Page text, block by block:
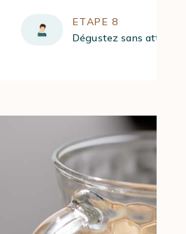
ETAPE 8
Dégustez sans attendre !